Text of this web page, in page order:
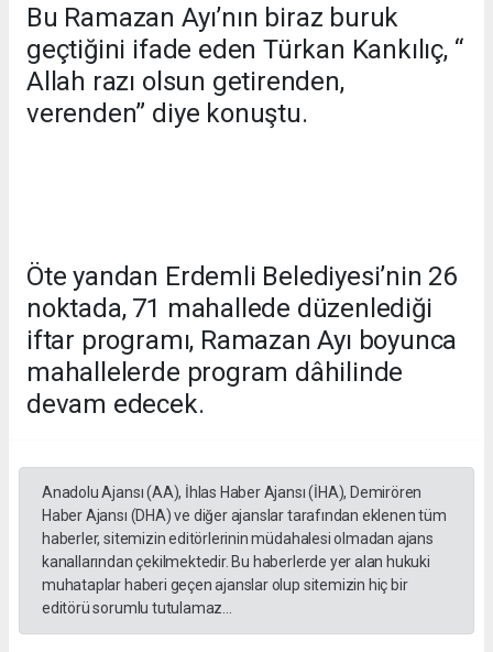
Bu Ramazan Ayı’nın biraz buruk
geçtiğini ifade eden Türkan Kankılıç, “
Allah razı olsun getirenden,
verenden” diye konuştu.
Öte yandan Erdemli Belediyesi’nin 26
noktada, 71 mahallede düzenlediği
iftar programı, Ramazan Ayı boyunca
mahallelerde program dâhilinde
devam edecek.
Anadolu Ajansı (AA), İhlas Haber Ajansı (İHA), Demirören
Haber Ajansı (DHA) ve diğer ajanslar tarafından eklenen tüm
haberler, sitemizin editörlerinin müdahalesi olmadan ajans
kanallarından çekilmektedir. Bu haberlerde yer alan hukuki
muhataplar haberi geçen ajanslar olup sitemizin hiç bir
editörü sorumlu tutulamaz...